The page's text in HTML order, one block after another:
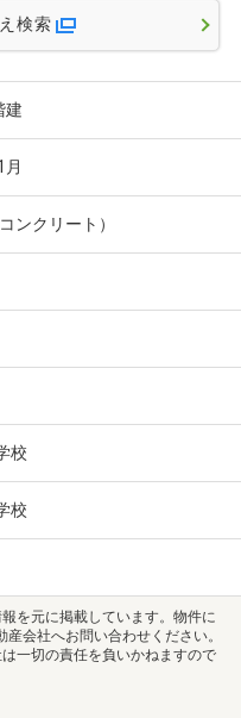
検索
建
月
ンクリート）
校
校
報を元に掲載しています。物件に
会社へお問い合わせください。
一切の責任を負いかねますので